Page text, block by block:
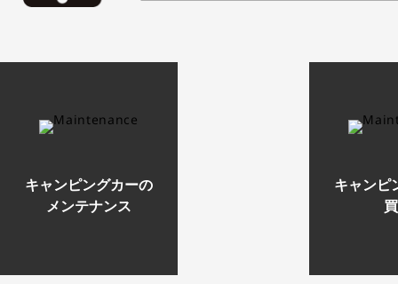
キャンピングカーの
メンテナンス
キャンピ